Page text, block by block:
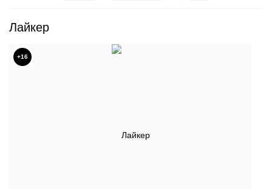
Лайкер
+16